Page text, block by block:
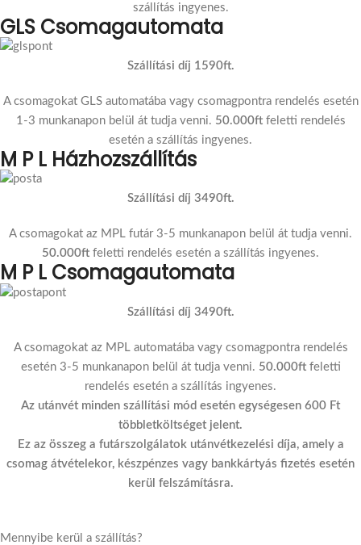
szállítás ingyenes.
GLS Csomagautomata
Szállítási díj 1590ft.
A csomagokat GLS automatába vagy csomagpontra rendelés esetén
1-3 munkanapon belül át tudja venni. 50.000ftfeletti rendelés
esetén a szállítás ingyenes.
M P L Házhozszállítás
Szállítási díj 3490ft.
A csomagokat az MPL futár 3-5 munkanapon belül át tudja venni.
50.000ft feletti rendelés esetén a szállítás ingyenes.
M P L Csomagautomata
Szállítási díj 3490ft.
A csomagokat az MPL automatába vagy csomagpontra rendelés
esetén 3-5 munkanapon belül át tudja venni. 50.000ftfeletti
rendelés esetén a szállítás ingyenes.
Az utánvét minden szállítási mód esetén egységesen 600 Ft
többletköltséget jelent.
Ez az összeg a futárszolgálatok utánvétkezelési díja, amely a
csomag átvételekor, készpénzes vagy bankkártyás fizetés esetén
kerül felszámításra.
Mennyibe kerül a szállítás?